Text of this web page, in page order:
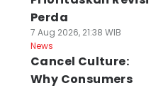
Perda
7 Aug 2026, 21:38 WIB
News
Cancel Culture:
Why Consumers